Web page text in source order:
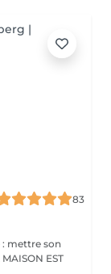
83
: mettre son
EST